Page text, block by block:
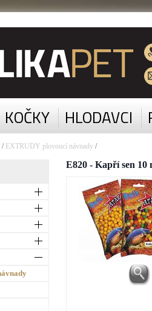
KOČKY HLODAVCI
/ EXTRUDY plovoucí návnady /
E820 - Kapří sen 10